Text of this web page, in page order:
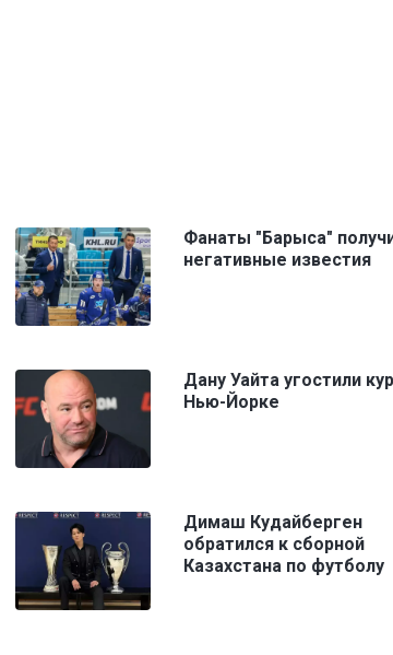
Фанаты "Барыса"
негативные известия
Дану Уайта угостили
Нью-Йорке
Димаш Кудайберген
обратился к сборной
Казахстана по футболу